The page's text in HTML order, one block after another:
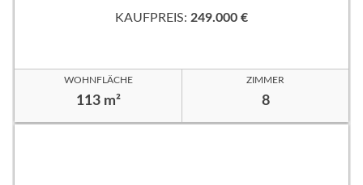
KAUFPREIS: 249.000 €
WOHNFLÄCHE
113 m²
ZIMMER
8